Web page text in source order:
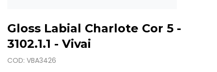
Gloss Labial Charlote Cor 5 -
3102.1.1 - Vivai
COD: VBA3426